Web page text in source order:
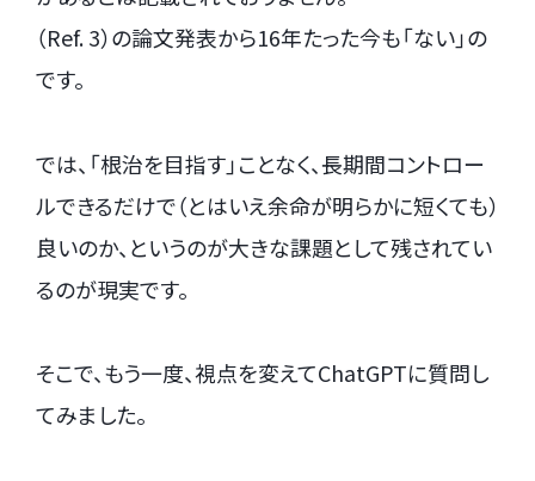
（Ref. 3）の論文発表から16年たった今も「ない」の
です。
では、「根治を目指す」ことなく、長期間コントロー
ルできるだけで（とはいえ余命が明らかに短くても）
良いのか、というのが大きな課題として残されてい
るのが現実です。
そこで、もう一度、視点を変えてChatGPTに質問し
てみました。